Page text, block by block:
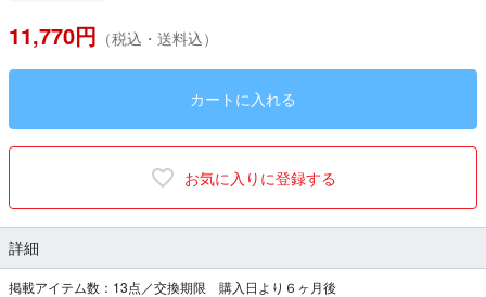
11,770円 （税込・送料込）
カートに入れる
お気に入りに登録する
詳細
掲載アイテム数：13点／交換期限 購入日より６ヶ月後